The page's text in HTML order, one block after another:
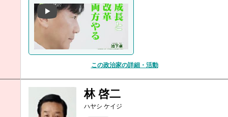
この政治家の詳細・活動
林 啓二
ハヤシ ケイジ